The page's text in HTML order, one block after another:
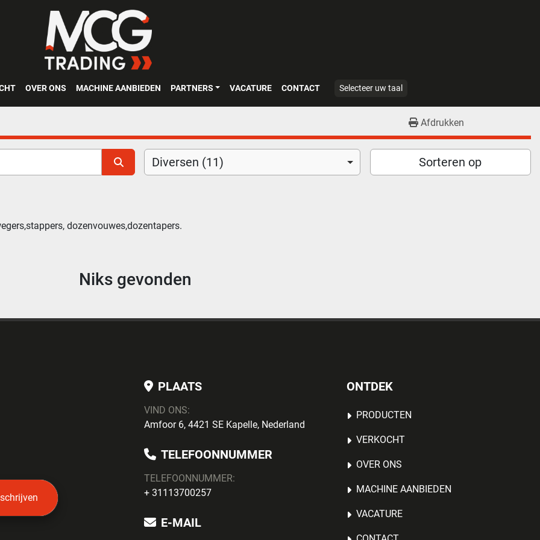
OVER ONS MACHINE AANBIEDEN PARTNERS VACATURE CONTACT Selecteer uw taal
Afdrukken
Diversen (11) Sorteren op
dozenvouwes,dozentapers.
Niks gevonden
PLAATS
VIND ONS:
Amfoor 6, 4421 SE Kapelle, Nederland
TELEFOONNUMMER
TELEFOONNUMMER:
+ 31113700257
E-MAIL
ONTDEK
PRODUCTEN
VERKOCHT
OVER ONS
MACHINE AANBIEDEN
VACATURE